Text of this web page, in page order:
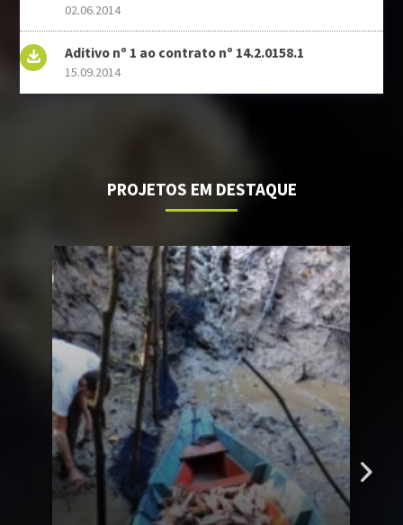
02.06.2014
Aditivo nº 1 ao contrato nº 14.2.0158.1
15.09.2014
PROJETOS EM DESTAQUE